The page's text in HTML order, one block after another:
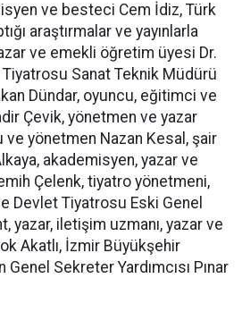
ve besteci Cem İdiz, Türk
araştırmalar ve yayınlarla
ve emekli öğretim üyesi Dr.
Sanat Teknik Müdürü
Dündar, oyuncu, eğitimci ve
Çevik, yönetmen ve yazar
ve yönetmen Nazan Kesal, şair
akademisyen, yazar ve
Çelenk, tiyatro yönetmeni,
Devlet Tiyatrosu Eski Genel
yazar, iletişim uzmanı, yazar ve
Akatlı, İzmir Büyükşehir
Sekreter Yardımcısı Pınar